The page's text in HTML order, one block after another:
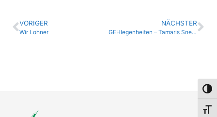
VORIGER
Wir Lohner
NÄCHSTER
GEHlegenheiten – Tamaris Sneaker